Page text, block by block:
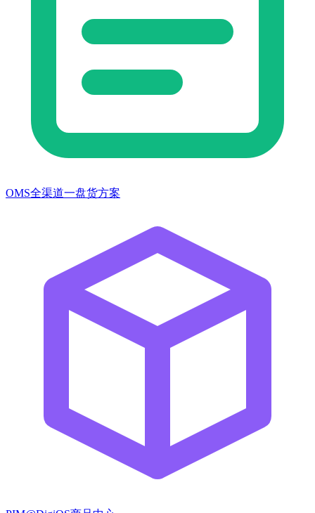
OMS全渠道一盘货方案